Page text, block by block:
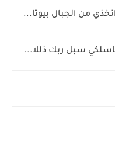
من الجبال بيوتا...
سبل ربك ذللا...